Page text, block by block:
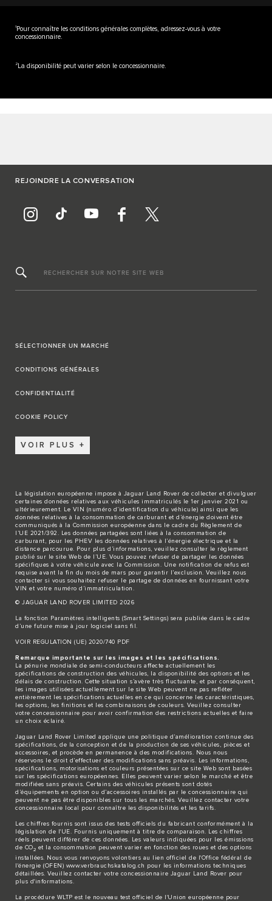
1 Pour connaître les conditions générales complètes, adressez-vous à votre
concessionnaire.
2 La disponibilité peut varier selon le concessionnaire.
REJOINDRE LA CONVERSATION
RECHERCHER SUR NOTRE SITE WEB
SÉLECTIONNER UN MARCHÉ
CONDITIONS GÉNÉRALES
CONFIDENTIALITÉ
COOKIE POLICY
VOIR PLUS
La législation européenne impose à Jaguar Land Rover de collecter et divulguer
certaines données relatives aux véhicules immatriculés le 1er janvier 2021 ou
ultérieurement. Le VIN (numéro d’identification du véhicule) ainsi que les
données relatives à la consommation de carburant et d’énergie doivent être
communiqués à la Commission européenne dans le cadre du Règlement de
l’UE 2021/392. Les données partagées sont liées à la consommation de
carburant, pour les PHEV les données relatives à l’énergie électrique et la
distance parcourue. Pour plus d’informations, veuillez consulter le règlement
publié sur le site Web de l’UE . Vous pouvez refuser de partager les données
spécifiques à votre véhicule avec la Commission. Une notification de refus est
requise avant la fin du mois de mars pour garantir l’exclusion. Veuillez nous
contacter si vous souhaitez refuser le partage de données en fournissant votre
VIN et votre numéro d’immatriculation.
© JAGUAR LAND ROVER LIMITED 2026
La fonction Paramètres intelligents (Smart Settings) sera publiée dans le cadre
d’une future mise à jour logiciel sans fil.
VOIR REGULATION (UE) 2020/740 PDF
Remarque importante sur les images et les spécifications.
La pénurie mondiale de semi-conducteurs affecte actuellement les
spécifications de construction des véhicules, la disponibilité des options et les
délais de construction. Cette situation s’avère très fluctuante, et par conséquent,
les images utilisées actuellement sur le site Web peuvent ne pas refléter
entièrement les spécifications actuelles en ce qui concerne les caractéristiques,
les options, les finitions et les combinaisons de couleurs. Veuillez consulter
votre concessionnaire pour avoir confirmation des restrictions actuelles et faire
un choix éclairé.
Jaguar Land Rover Limited applique une politique d’amélioration continue des
spécifications, de la conception et de la production de ses véhicules, pièces et
accessoires, et procède en permanence à des modifications. Nous nous
réservons le droit d’effectuer des modifications sans préavis. Les informations,
spécifications, motorisations et couleurs présentées sur ce site Web sont basées
sur les spécifications européennes. Elles peuvent varier selon le marché et être
modifiées sans préavis. Certains des véhicules présents sont dotés
d’équipements en option ou d’accessoires installés par le concessionnaire qui
peuvent ne pas être disponibles sur tous les marchés. Veuillez contacter votre
concessionnaire local pour connaître les disponibilités et les tarifs.
Les chiffres fournis sont issus des tests officiels du fabricant conformément à la
législation de l'UE. Fournis uniquement à titre de comparaison. Les chiffres
réels peuvent différer de ces données. Les valeurs indiquées pour les émissions
de CO2 et la consommation peuvent varier en fonction des roues et des options
installées. Nous vous renvoyons volontiers au lien officiel de l'Office fédéral de
l'énergie (OFEN) www.verbrauchskatalog.ch pour les informations techniques
détaillées. Veuillez contacter votre concessionnaire Jaguar Land Rover pour
plus d'informations.
La procédure WLTP est le nouveau test officiel de l'Union européenne pour